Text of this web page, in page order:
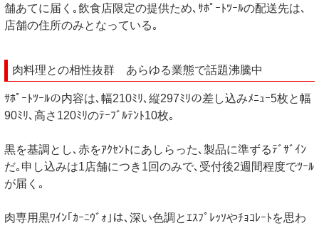
舗あてに届く｡飲食店限定の提供ため､ｻﾎﾟｰﾄﾂｰﾙの配送先は､
店舗の住所のみとなっている｡
肉料理との相性抜群 あらゆる業態で話題沸騰中
ｻﾎﾟｰﾄﾂｰﾙの内容は､幅210ﾐﾘ､縦297ﾐﾘの差し込みﾒﾆｭｰ5枚と幅
90ﾐﾘ､高さ120ﾐﾘのﾃｰﾌﾞﾙﾃﾝﾄ10枚｡
黒を基調とし､赤をｱｸｾﾝﾄにあしらった､製品に準ずるﾃﾞｻﾞｲﾝ
だ｡申し込みは1店舗につき1回のみで､受付後2週間程度でﾂｰﾙ
が届く｡
肉専用黒ﾜｲﾝ｢ｶｰﾆｳﾞｫ｣は､深い色調とｴｽﾌﾟﾚｯｿやﾁｮｺﾚｰﾄを思わ